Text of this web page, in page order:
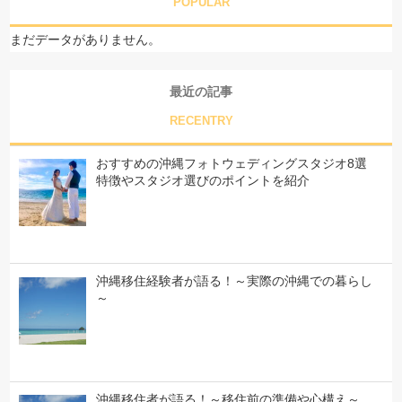
まだデータがありません。
最近の記事
RECENTRY
おすすめの沖縄フォトウェディングスタジオ8選
特徴やスタジオ選びのポイントを紹介
沖縄移住経験者が語る！～実際の沖縄での暮らし
～